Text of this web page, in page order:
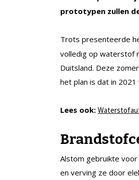
prototypen zullen
Trots presenteerde
volledig op waterstof
Duitsland. Deze
het plan is dat in
Lees ook:
Alstom gebruikte
en verving ze door